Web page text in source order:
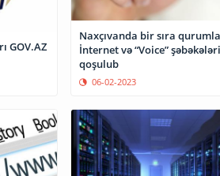
GOV.AZ
Naxçıvanda bir sıra
İnternet və “Voice”
qoşulub
06-02-2023